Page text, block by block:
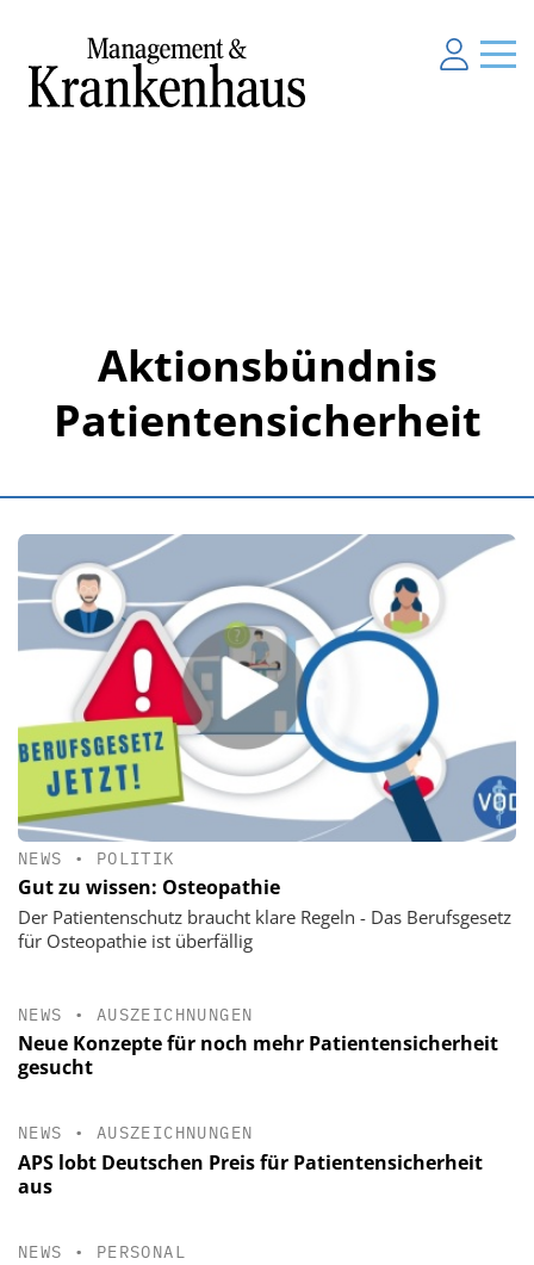
Aktionsbündnis
Patientensicherheit
NEWS • POLITIK
Gut zu wissen: Osteopathie
Der Patientenschutz braucht klare Regeln - Das Berufsgesetz
für Osteopathie ist überfällig
NEWS • AUSZEICHNUNGEN
Neue Konzepte für noch mehr Patientensicherheit
gesucht
NEWS • AUSZEICHNUNGEN
APS lobt Deutschen Preis für Patientensicherheit
aus
NEWS • PERSONAL